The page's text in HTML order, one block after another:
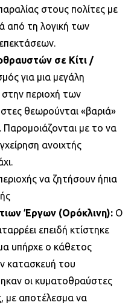
στους πολίτες με
από τη λογική των
σε Κίτι /
για μια μεγάλη
περιοχή των
θεωρούνται «βαριά»
Παρομοιάζονται με το να
ανοιχτής
να ζητήσουν ήπια
Έργων (Ορόκλινη): Ο
επειδή κτίστηκε
υπήρχε ο κάθετος
κατασκευή του
οι κυματοθραύστες
με αποτέλεσμα να